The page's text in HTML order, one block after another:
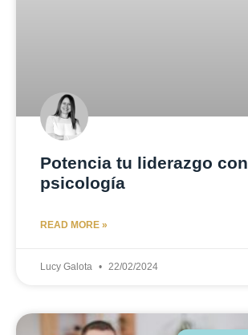
Potencia tu liderazgo con
psicología
READ MORE »
Lucy Galota 22/02/2024